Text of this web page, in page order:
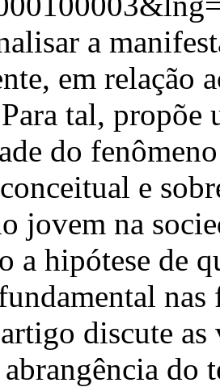
a
em relação
tal, propõe
do
e
jovem na
a hipótese de
discute as
do